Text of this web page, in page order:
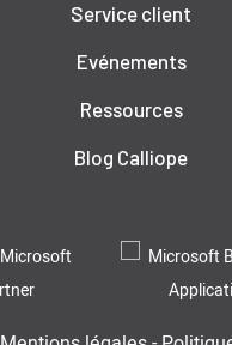
Service client
Evénements
Ressources
Blog Calliope